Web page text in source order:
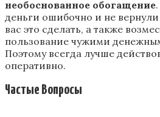
необоснованное обогащение
деньги ошибочно и не вернули
вас это сделать, а также
пользование чужими
Поэтому всегда лучше
оперативно.
Частые Вопросы